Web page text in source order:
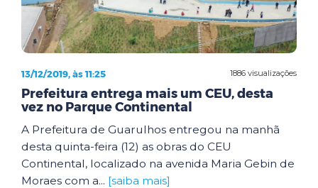
1886 visualizações
13/12/2019, às 11:25
Prefeitura entrega mais um CEU, desta
vez no Parque Continental
A Prefeitura de Guarulhos entregou na manhã
desta quinta-feira (12) as obras do CEU
Continental, localizado na avenida Maria Gebin de
Moraes com a... [saiba mais]